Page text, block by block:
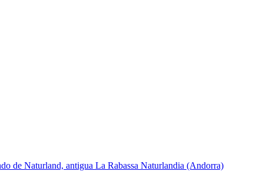
de Naturland, antigua La Rabassa Naturlandia (Andorra)